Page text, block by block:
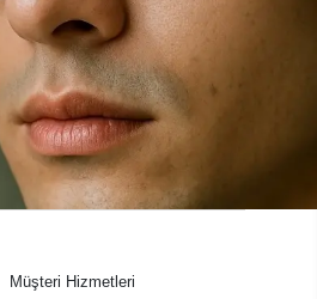
Müşteri Hizmetleri